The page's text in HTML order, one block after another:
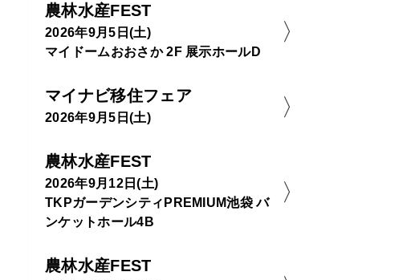
農林水産FEST
2026年9月5日(土)
マイドームおおさか 2F 展示ホールD
マイナビ移住フェア
2026年9月5日(土)
農林水産FEST
2026年9月12日(土)
TKPガーデンシティPREMIUM池袋 バ
ンケットホール4B
農林水産FEST